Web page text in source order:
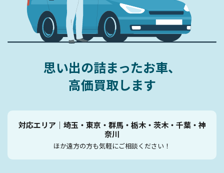
思い出の詰まったお車、
高価買取します
対応エリア｜埼玉・東京・群馬・栃木・茨木・千葉・神
奈川
ほか遠方の方も気軽にご相談ください！